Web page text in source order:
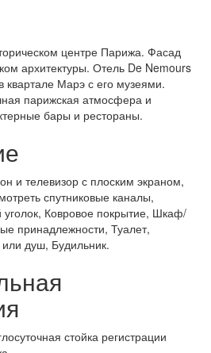
центре Парижа. Фасад
архитектуры. Отель De Nemours
квартале Марэ с его музеями.
парижская атмосфера и
бары и рестораны.
и телевизор с плоским экраном,
спутниковые каналы,
уголок, Ковровое покрытие, Шкаф/
принадлежности, Туалет,
душ, Будильник.
стойка регистрации